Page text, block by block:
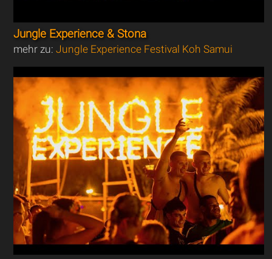
Jungle Experience & Stona
mehr zu:Jungle Experience Festival Koh Samui